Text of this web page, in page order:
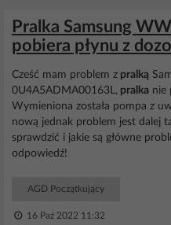
Pralka Samsung
pobiera płynu z
Cześć mam problem z pralką
0U4A5ADMA00163L, pralka nie
Wymieniona została pompa z
nową jednak problem jest dalej
sprawdzić i jakie są główne
odpowiedź!
AGD Początkujący
16 Paź 2022 11:32